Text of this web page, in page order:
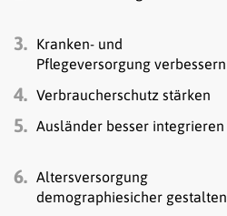
3.
Kranken- und
Pflegeversorgung verbessern
4. Verbraucherschutz stärken
5. Ausländer besser integrieren
6. Altersversorgung
demographiesicher gestalten